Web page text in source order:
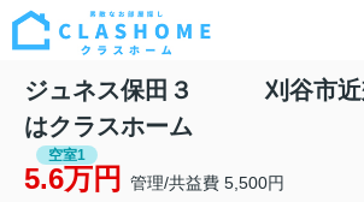
ジュネス保田３ 刈谷市近
はクラスホーム
空室1
5.6万円 管理/共益費 5,500円